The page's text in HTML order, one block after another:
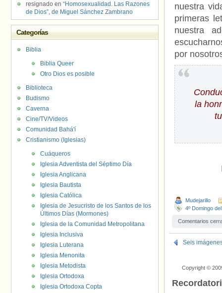
nuestra
primeras
nuestra
por
la
Mudejarillo
4º Domingo
Comentarios
Seis
Copyright ©
resignado en “Homosexualidad. Las Razones
de Dios”, de Miguel Sánchez Zambrano
Categorías
Biblia
Biblia Queer
Otro Dios es posible
Biblioteca
Budismo
Caverna
Cine/TV/Videos
Comunidad Bahá'í
Cristianismo (Iglesias)
Cuáqueros
Iglesia Adventista del Séptimo Día
Iglesia Anglicana
Iglesia Bautista
Iglesia Católica
Iglesia de Jesucristo de los Santos de los
Últimos Días (Mormones)
Iglesia de la Comunidad Metropolitana
Iglesia Inclusiva
Iglesia Luterana
Iglesia Menonita
Iglesia Metodista
Iglesia Ortodoxa
Iglesia Ortodoxa Copta